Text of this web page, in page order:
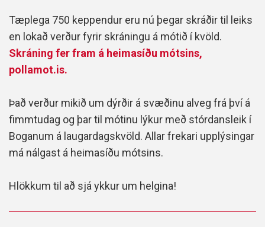
Tæplega 750 keppendur eru nú þegar skráðir til leiks
en lokað verður fyrir skráningu á mótið í kvöld.
Skráning fer fram á heimasíðu mótsins,
pollamot.is.
Það verður mikið um dýrðir á svæðinu alveg frá því á
fimmtudag og þar til mótinu lýkur með stórdansleik í
Boganum á laugardagskvöld. Allar frekari upplýsingar
má nálgast á heimasíðu mótsins.
Hlökkum til að sjá ykkur um helgina!